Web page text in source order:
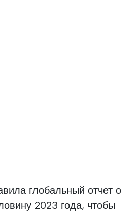
глобальный отчет о
2023 года, чтобы